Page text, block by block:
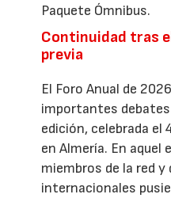
Paquete Ómnibus.
Continuidad tras
previa
El Foro Anual de
importantes
edición, celebrada el
en Almería. En aquel
miembros de la red
internacionales